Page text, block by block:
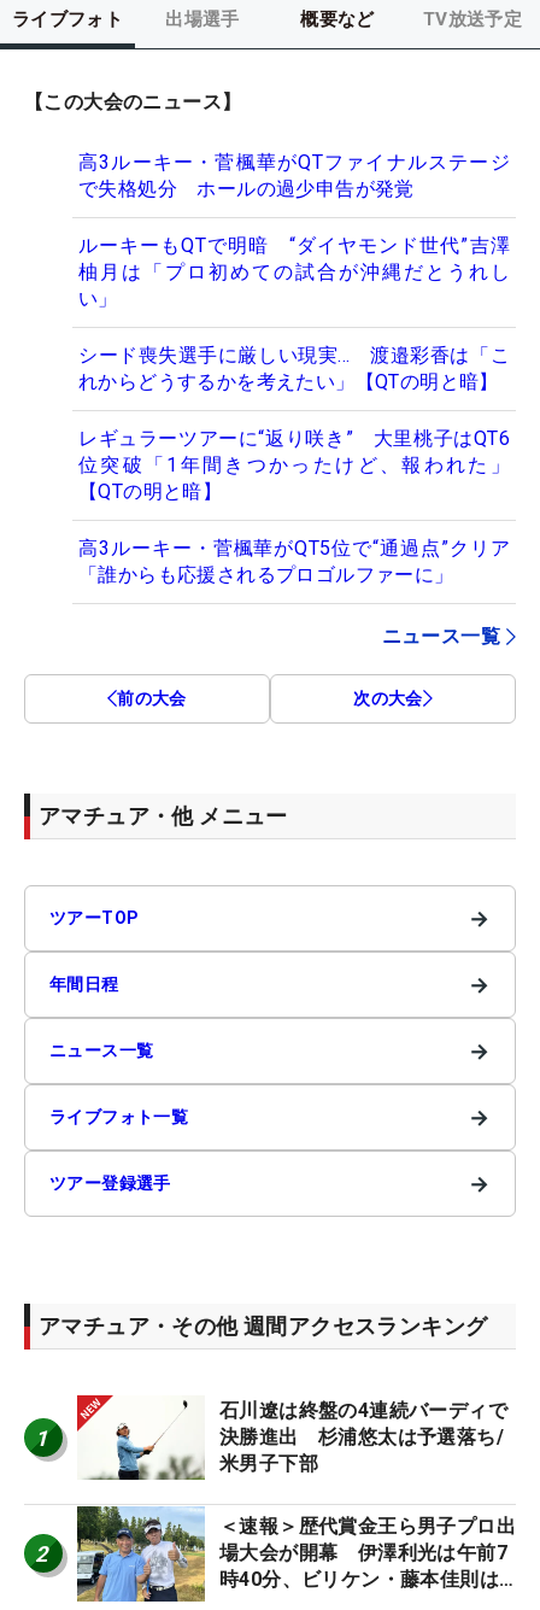
ライブフォト 出場選手 概要など TV放送予定
【この大会のニュース】
高3ルーキー・菅楓華がQTファイナルステージ
で失格処分 ホールの過少申告が発覚
ルーキーもQTで明暗 “ダイヤモンド世代”吉澤
柚月は「プロ初めての試合が沖縄だとうれし
い」
シード喪失選手に厳しい現実… 渡邉彩香は「こ
れからどうするかを考えたい」【QTの明と暗】
レギュラーツアーに“返り咲き” 大里桃子はQT6
位突破「1年間きつかったけど、報われた」
【QTの明と暗】
高3ルーキー・菅楓華がQT5位で“通過点”クリア
「誰からも応援されるプロゴルファーに」
ニュース一覧
前の大会 次の大会
アマチュア・他 メニュー
ツアーTOP →
年間日程 →
ニュース一覧 →
ライブフォト一覧 →
ツアー登録選手 →
アマチュア・その他 週間アクセスランキング
1
石川遼は終盤の4連続バーディで
決勝進出 杉浦悠太は予選落ち/
米男子下部
2
＜速報＞歴代賞金王ら男子プロ出
場大会が開幕 伊澤利光は午前7
時40分、ビリケン・藤本佳則は